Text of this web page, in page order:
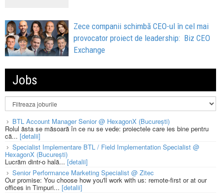
Zece companii schimbă CEO-ul în cel mai
provocator proiect de leadership: Biz CEO
Exchange
Jobs
BTL Account Manager Senior @ HexagonX (București)
Rolul ăsta se măsoară în ce nu se vede: proiectele care ies bine pentru
că... [detalii]
Specialist Implementare BTL / Field Implementation Specialist @
HexagonX (București)
Lucrăm dintr-o hală... [detalii]
Senior Performance Marketing Specialist @ Zitec
Our promise: You choose how you'll work with us: remote-first or at our
offices in Timpuri... [detalii]